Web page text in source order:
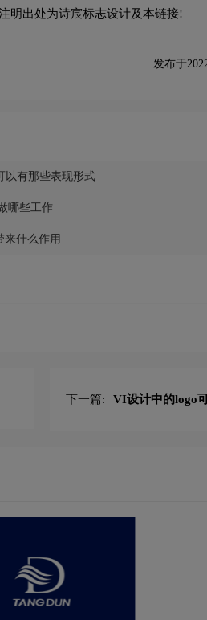
明出处为诗宸标志设计及本链接!
发布于
以有那些表现形式
哪些工作
来什么作用
下一篇: VI设计中的logo